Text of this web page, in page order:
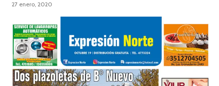
27 enero, 2020